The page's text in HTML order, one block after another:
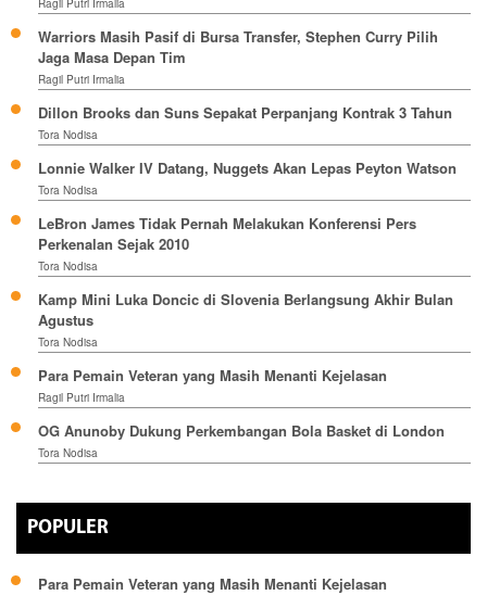
Warriors Masih Pasif di Bursa Transfer, Stephen Curry Pilih
Jaga Masa Depan Tim
Ragil Putri Irmalia
Dillon Brooks dan Suns Sepakat Perpanjang Kontrak 3 Tahun
Tora Nodisa
Lonnie Walker IV Datang, Nuggets Akan Lepas Peyton Watson
Tora Nodisa
LeBron James Tidak Pernah Melakukan Konferensi Pers
Perkenalan Sejak 2010
Tora Nodisa
Kamp Mini Luka Doncic di Slovenia Berlangsung Akhir Bulan
Agustus
Tora Nodisa
Para Pemain Veteran yang Masih Menanti Kejelasan
Ragil Putri Irmalia
OG Anunoby Dukung Perkembangan Bola Basket di London
Tora Nodisa
POPULER
Para Pemain Veteran yang Masih Menanti Kejelasan